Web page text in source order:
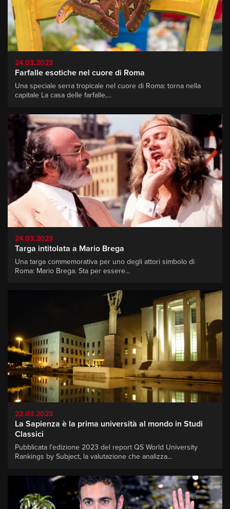
24.03.2023
Farfalle esotiche nel cuore di Roma
Una speciale serra tropicale nel cuore di Roma: torna nella
capitale La casa delle farfalle,...
24.03.2023
Targa intitolata a Mario Brega
Una targa commemorativa per uno degli attori simbolo di
Roma: Mario Brega. Sta per essere...
22.03.2023
La Sapienza è la prima università al mondo in Studi
Classici
Pubblicata l'edizione 2023 del report QS World University
Rankings by Subject, la valutazione che analizza...